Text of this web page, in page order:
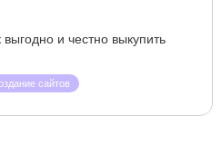
и честно выкупить
сайтов